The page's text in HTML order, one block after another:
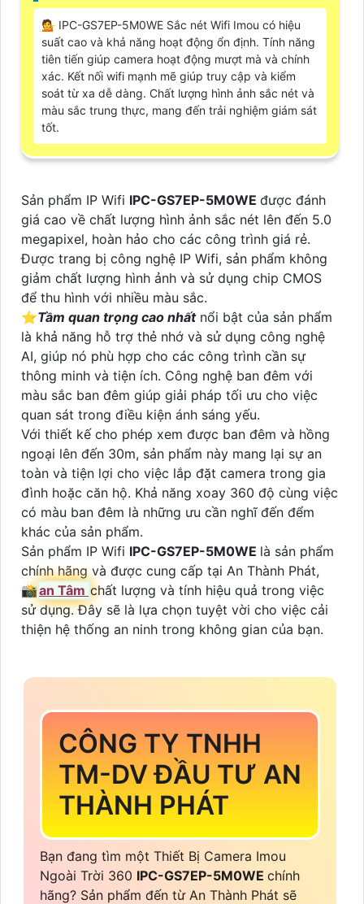
💁 IPC-GS7EP-5M0WE Sắc nét Wifi Imou có hiệu
suất cao và khả năng hoạt động ổn định. Tính năng
tiên tiến giúp camera hoạt động mượt mà và chính
xác. Kết nối wifi mạnh mẽ giúp truy cập và kiểm
soát từ xa dễ dàng. Chất lượng hình ảnh sắc nét và
màu sắc trung thực, mang đến trải nghiệm giám sát
tốt.
Sản phẩm IP Wifi IPC-GS7EP-5M0WE được đánh
giá cao về chất lượng hình ảnh sắc nét lên đến 5.0
megapixel, hoàn hảo cho các công trình giá rẻ.
Được trang bị công nghệ IP Wifi, sản phẩm không
giảm chất lượng hình ảnh và sử dụng chip CMOS
để thu hình với nhiều màu sắc.
⭐Tầm quan trọng cao nhấtnổi bật của sản phẩm
là khả năng hỗ trợ thẻ nhớ và sử dụng công nghệ
AI, giúp nó phù hợp cho các công trình cần sự
thông minh và tiện ích. Công nghệ ban đêm với
màu sắc ban đêm giúp giải pháp tối ưu cho việc
quan sát trong điều kiện ánh sáng yếu.
Với thiết kế cho phép xem được ban đêm và hồng
ngoại lên đến 30m, sản phẩm này mang lại sự an
toàn và tiện lợi cho việc lắp đặt camera trong gia
đình hoặc căn hộ. Khả năng xoay 360 độ cùng việc
có màu ban đêm là những ưu cần nghĩ đến đểm
khác của sản phẩm.
Sản phẩm IP Wifi IPC-GS7EP-5M0WE là sản phẩm
chính hãng và được cung cấp tại An Thành Phát,
📸an Tâm chất lượng và tính hiệu quả trong việc
sử dụng. Đây sẽ là lựa chọn tuyệt vời cho việc cải
thiện hệ thống an ninh trong không gian của bạn.
CÔNG TY TNHH
TM-DV ĐẦU TƯ AN
THÀNH PHÁT
Bạn đang tìm một Thiết Bị Camera Imou
Ngoài Trời 360 IPC-GS7EP-5M0WE chính
hãng? Sản phẩm đến từ An Thành Phát sẽ